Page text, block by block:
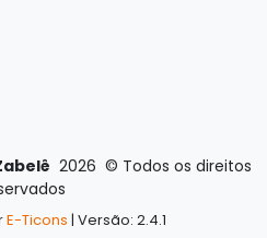
2026 © Todos os direitos
E-Ticons | Versão: 2.4.1